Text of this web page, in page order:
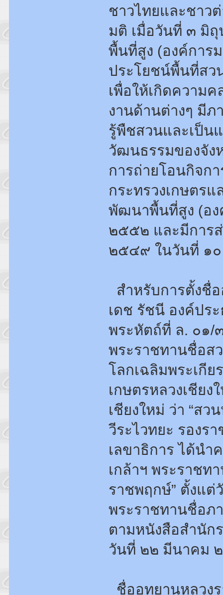
ชาวไทยและชาว
มติ เมื่อวันที่ ๓ มิ
พื้นที่สูง (องค์การ
ประโยชน์พื้นที่สว
เพื่อให้เกิดความ
งานด้านต่างๆ มีภ
รู้พืชสวนและเป็น
วัฒนธรรมของจัง
การถ่ายโอนกิจก
กระทรวงเกษตร
พัฒนาพื้นที่สูง (อง
๒๕๕๒ และมีการ
๒๕๔๙ ในวันที่ ๑
สำหรับการตั้งชื่
เดช รัชนี องค์ปร
พระหัตถ์ที่ ล. ๐๑
พระราชทานชื่อส
โลกเฉลิมพระเกี
เกษตรหลวงเชียง
เชียงใหม่ ว่า “ส
วีระไวทยะ รองร
เลขาธิการ ได้น
เกล้าฯ พระราชท
ราชพฤกษ์” ตั้งแ
พระราชทานชื่อภา
ตามหนังสือสำนัก
วันที่ ๒๒ มีนาคม
ชื่ออุทยานหลวง